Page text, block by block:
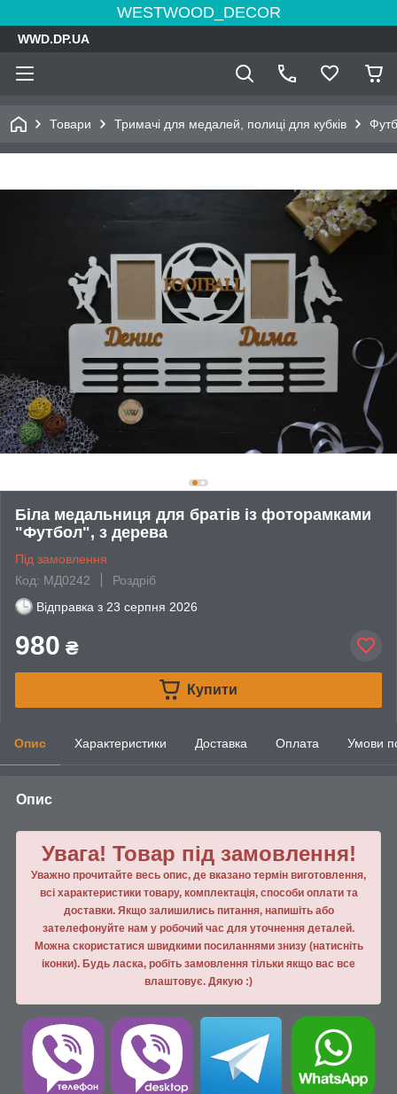
WESTWOOD_DECOR
WWD.DP.UA
Товари Тримачі для медалей, полиці для кубків
Біла медальниця для братів із фоторамками
"Футбол", з дерева
Під замовлення
Код: МД0242
Роздріб
Відправка з 23 серпня 2026
980 ₴
Купити
Опис Характеристики Доставка Оплата Умови
Опис
Увага! Товар під замовлення!
Уважно прочитайте весь опис, де вказано термін виготовлення,
всі характеристики товару, комплектація, способи оплати та
доставки. Якщо залишились питання, напишiть або
зателефонуйте нам у робочий час для уточнення деталей.
Можна скористатися швидкими посиланнями знизу (натисніть
іконки). Будь ласка, робiть замовлення тiльки якщо вас все
влаштовує. Дякую :)